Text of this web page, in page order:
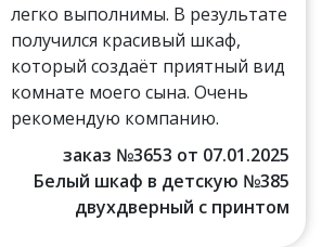
легко выполнимы. В результате
получился красивый шкаф,
который создаёт приятный вид
комнате моего сына. Очень
рекомендую компанию.
заказ №3653 от 07.01.2025
Белый шкаф в детскую №385
двухдверный с принтом